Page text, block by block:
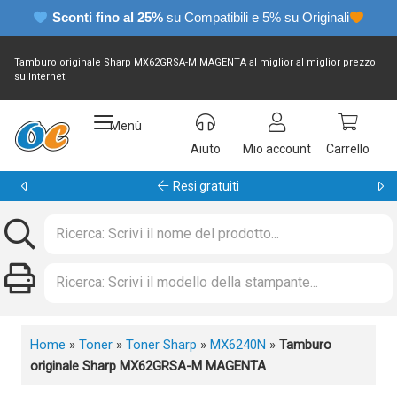
Sconti fino al 25% su Compatibili e 5% su Originali
Tamburo originale Sharp MX62GRSA-M MAGENTA al miglior al miglior prezzo
su Internet!
Menù
Aiuto
Mio account Carrello
Resi gratuiti
Home » Toner » Toner Sharp » MX6240N » Tamburo
originale Sharp MX62GRSA-M MAGENTA